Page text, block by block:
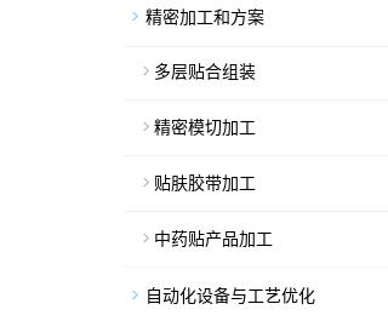
精密加工和方案
多层贴合组装
精密模切加工
贴肤胶带加工
中药贴产品加工
自动化设备与工艺优化